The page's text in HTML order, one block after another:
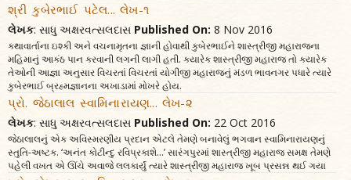
શ્રી કુબેરભાઈ પટેલ... લેખ-૧
લેખક: સાધુ અક્ષરવત્સલદાસ Published On: 8 Nov 2016
કથાવાર્તાના ઇશ્કી અને વચનામૃતના જ્ઞાની હોવાથી કુબેરભાઈને શાસ્ત્રીજી મહારાજના
મહિમાનું આકંઠ પાન કરવાની લગની લાગી હતી. ક્યારેક શાસ્ત્રીજી મહારાજ તો ક્યારેક
તેઓની આજ્ઞા અનુસાર વિચરતાં વિચરતાં યોગીજી મહારાજનું મંડળ ભાવનગર પધારે ત્યારે
કુબેરભાઈ બ્રહ્મજ્ઞાનના અખાડામાં મોખરે હોય.
પ્રો. જેઠાલાલ સ્વામિનારાયણ... લેખ-૨
લેખક: સાધુ અક્ષરવત્સલદાસ Published On: 22 Oct 2016
જેઠાલાલનું એક અવિસ્મરણીય પ્રદાન એટલે તેમણે બનાવેલું ભગવાન સ્વામિનારાયણનું
સ્તુતિ-અષ્ટક. ‘અનંત કોટીન્દુ રવિપ્રકાશે...’ સારંગપુરમાં શાસ્ત્રીજી મહારાજ સમક્ષ તેમણે
પહેલી વખત એ ઊંચે અવાજે લલકાર્યું ત્યારે શાસ્ત્રીજી મહારાજ ખૂબ પ્રસન્ન થઈ ગયા